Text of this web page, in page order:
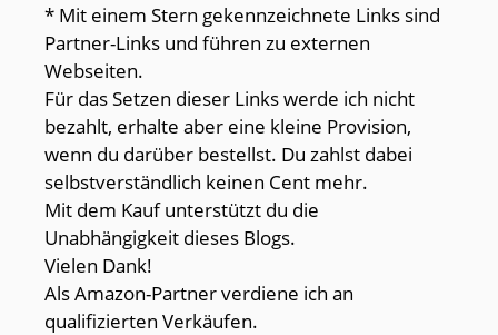
* Mit einem Stern gekennzeichnete Links sind
Partner-Links und führen zu externen
Webseiten.
Für das Setzen dieser Links werde ich nicht
bezahlt, erhalte aber eine kleine Provision,
wenn du darüber bestellst. Du zahlst dabei
selbstverständlich keinen Cent mehr.
Mit dem Kauf unterstützt du die
Unabhängigkeit dieses Blogs.
Vielen Dank!
Als Amazon-Partner verdiene ich an
qualifizierten Verkäufen.